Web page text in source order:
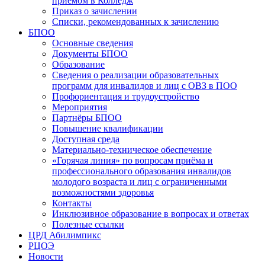
Приказ о зачислении
Списки, рекомендованных к зачислению
БПОО
Основные сведения
Документы БПОО
Образование
Сведения о реализации образовательных
программ для инвалидов и лиц с ОВЗ в ПОО
Профориентация и трудоустройство
Мероприятия
Партнёры БПОО
Повышение квалификации
Доступная среда
Материально-техническое обеспечение
«Горячая линия» по вопросам приёма и
профессионального образования инвалидов
молодого возраста и лиц с ограниченными
возможностями здоровья
Контакты
Инклюзивное образование в вопросах и ответах
Полезные ссылки
ЦРД Абилимпикс
РЦОЭ
Новости